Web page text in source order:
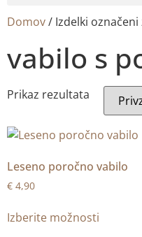
Domov/ Izdelki označeni
vabilo s
Prikaz rezultata
Leseno poročno vabilo
€ 4,90
Izberite možnosti